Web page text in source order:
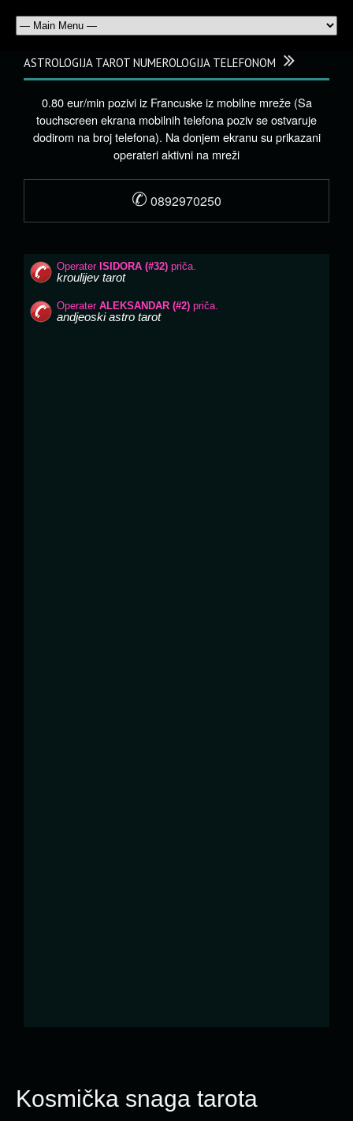
Kosmička snaga tarota
ASTROLOGIJA TAROT NUMEROLOGIJA TELEFONOM
0.80 eur/min pozivi iz Francuske iz mobilne mreže (Sa
touchscreen ekrana mobilnih telefona poziv se ostvaruje
dodirom na broj telefona). Na donjem ekranu su prikazani
operateri aktivni na mreži
✆ 0892970250